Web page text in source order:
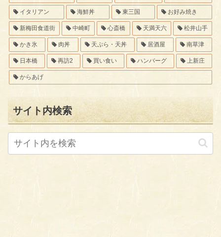
イタリアン 海鮮丼 東三国 お好み焼き
新梅田食道街 中崎町 心斎橋 天満天六 松井山手
かき氷 肉丼 天ぷら・天丼 居酒屋 南草津
日本橋 再訪2 買い食い ハンバーグ 上新庄
からあげ
サイト内検索